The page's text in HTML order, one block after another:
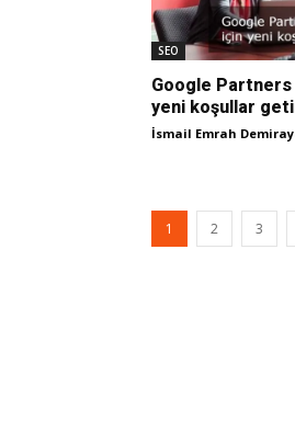
SEO
Google Partners
yeni koşullar
İsmail Emrah
1 2 3